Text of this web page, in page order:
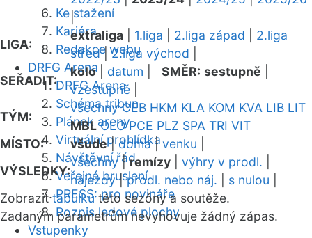
Ke stažení
Kariéra
Redakce webu
DRFG Arena
DRFG Arena
Schéma tribun
Plánek areny
Virtuální prohlídka
Návštěvní řád
Veřejné bruslení
PRESS: pro novináře
Rozpis ledové plochy
Vstupenky
|
LIGA:
extraliga 1.liga 2.liga západ
2.liga
střed|2.liga východ
SEŘADIT:
kolo| datum SMĚR: sestupně
vzestupně
TÝM:
všechny CEB HKM KLA KOM KVA LIB LIT
MBL OLO PCE PLZ SPA TRI VIT
MÍSTO:
všude|doma|venku
VÝSLEDKY:
všechny|remízy výhry v prodl.
nájezdy|prodl. nebo náj. s nulou
Zobrazittabulkutéto sezóny a soutěže.
Zadaným parametrům nevyhovuje žádný zápas.